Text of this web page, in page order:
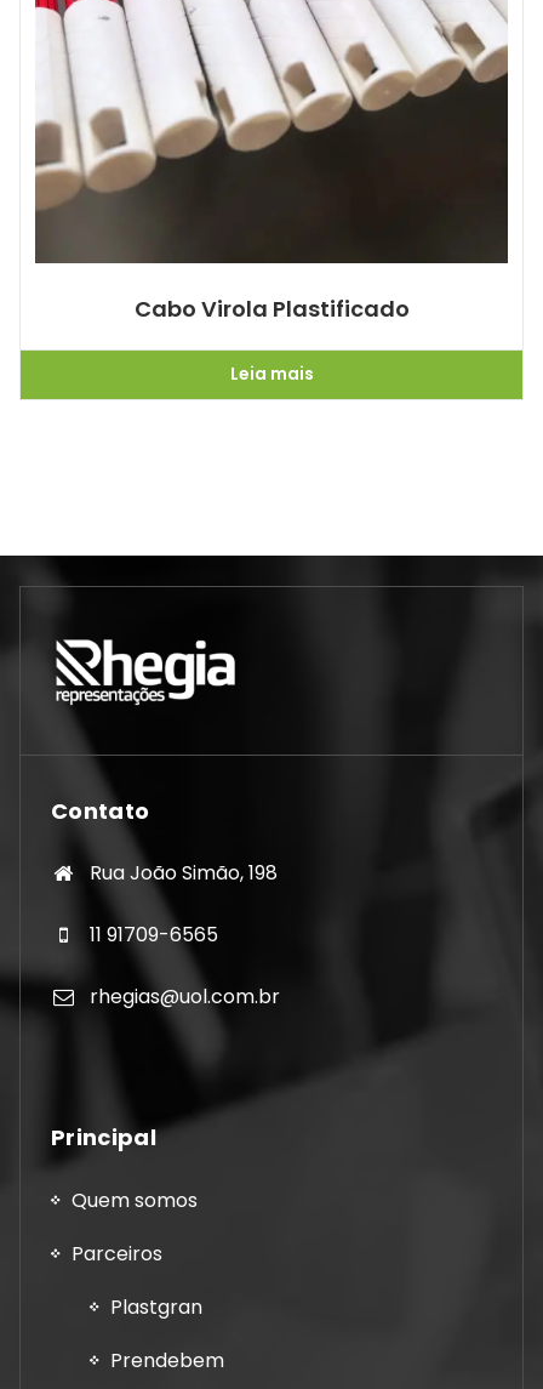
Cabo Virola Plastificado
Leia mais
Contato
Rua João Simão, 198
11 91709-6565
rhegias@uol.com.br
Principal
Quem somos
Parceiros
Plastgran
Prendebem